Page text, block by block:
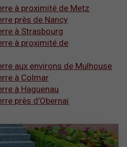
à proximité de Metz
près de Nancy
à Strasbourg
à proximité de
aux environs de Mulhouse
à Colmar
à Haguenau
près d’Obernai